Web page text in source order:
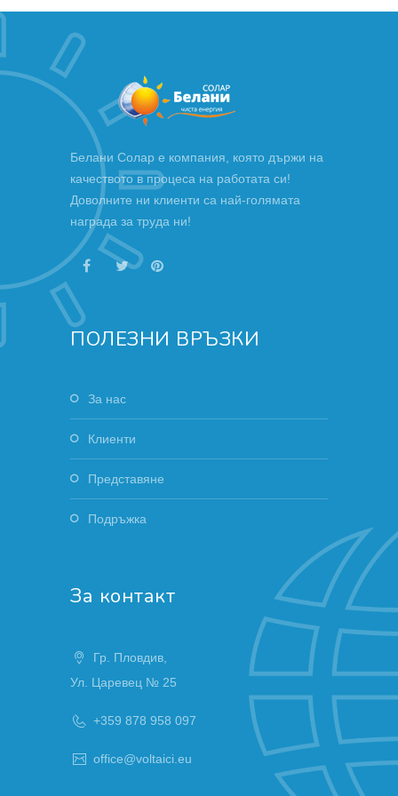
Белани Солар е компания, която държи на
качеството в процеса на работата си!
Доволните ни клиенти са най-голямата
награда за труда ни!
ПОЛЕЗНИ ВРЪЗКИ
За нас
Клиенти
Представяне
Подръжка
За контакт
Гр. Пловдив,
Ул. Царевец № 25
+359 878 958 097
office@voltaici.eu